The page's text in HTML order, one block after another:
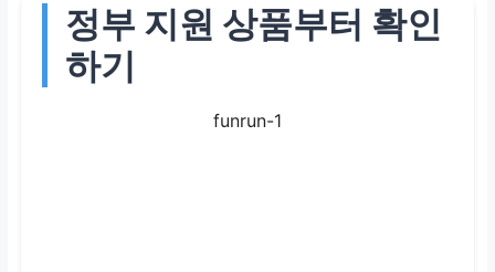
정부 지원 상품부터 확인
하기
funrun-1